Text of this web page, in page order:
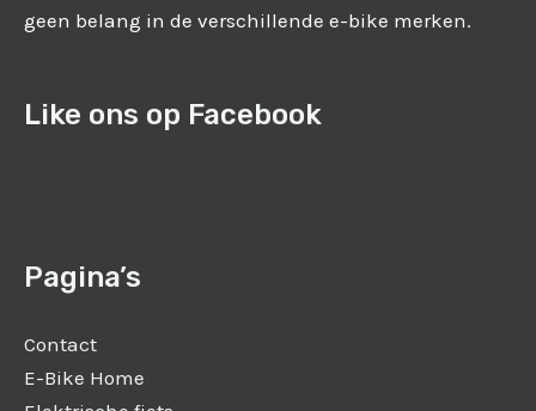
geen belang in de verschillende e-bike merken.
Like ons op Facebook
Pagina’s
Contact
E-Bike Home